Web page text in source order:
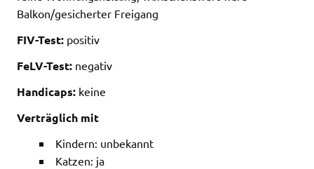
Balkon/gesicherter Freigang
FIV-Test: positiv
FeLV-Test: negativ
Handicaps: keine
Verträglich mit
Kindern: unbekannt
Katzen: ja